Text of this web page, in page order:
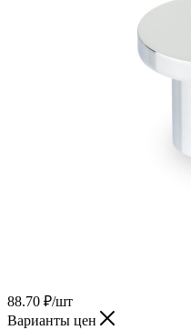
88.70 ₽/шт
Варианты цен